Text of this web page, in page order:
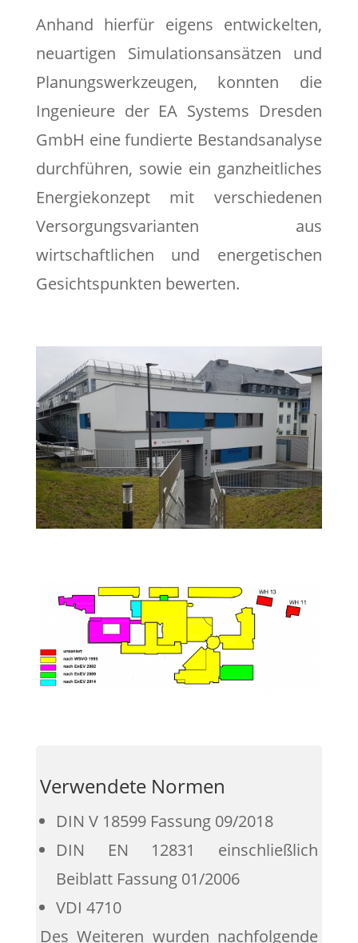
Anhand hierfür eigens entwickelten,
neuartigen Simulationsansätzen und
Planungswerkzeugen, konnten die
Ingenieure der EA Systems Dresden
GmbH eine fundierte Bestandsanalyse
durchführen, sowie ein ganzheitliches
Energiekonzept mit verschiedenen
Versorgungsvarianten aus
wirtschaftlichen und energetischen
Gesichtspunkten bewerten.
Verwendete Normen
DIN V 18599 Fassung 09/2018
DIN EN 12831 einschließlich
Beiblatt Fassung 01/2006
VDI 4710
Des Weiteren wurden nachfolgende